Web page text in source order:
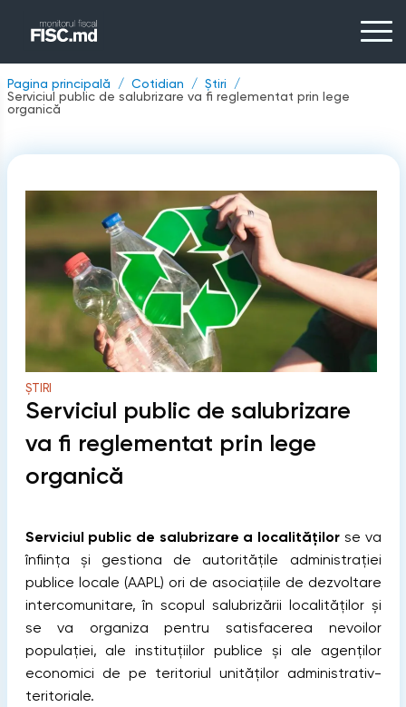
Pagina principală Cotidian
Știri
Serviciul public de salubrizare va fi reglementat prin lege
organică
ȘTIRI
Serviciul public de salubrizare
va fi reglementat prin lege
organică
Serviciul public de salubrizare a localităților se va
înființa şi gestiona de autoritățile administrației
publice locale (AAPL) ori de asociațiile de dezvoltare
intercomunitare, în scopul salubrizării localităților și
se va organiza pentru satisfacerea nevoilor
populației, ale instituțiilor publice şi ale agenților
economici de pe teritoriul unităţilor administrativ-
teritoriale.